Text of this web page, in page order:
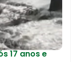
17 anos e